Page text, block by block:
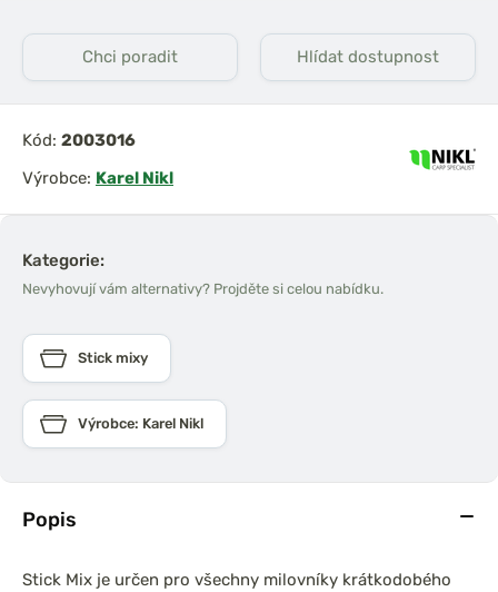
Popis
Stick Mix je určen pro všechny milovníky krátkodobého
Chci poradit Hlídat dostupnost
Kód: 2003016
Výrobce: Karel Nikl
Kategorie:
Nevyhovují vám alternativy? Projděte si celou nabídku.
Stick mixy
Výrobce: Karel Nikl